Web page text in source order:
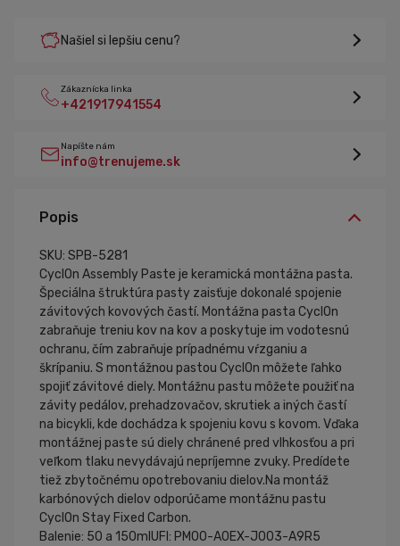
Našiel si lepšiu cenu?
Zákaznícka linka
+421917941554
Napíšte nám
info@trenujeme.sk
Popis
SKU: SPB-5281
CyclOn Assembly Paste je keramická montážna pasta.
Špeciálna štruktúra pasty zaisťuje dokonalé spojenie
závitových kovových častí. Montážna pasta CyclOn
zabraňuje treniu kov na kov a poskytuje im vodotesnú
ochranu, čím zabraňuje prípadnému vŕzganiu a
škrípaniu. S montážnou pastou CyclOn môžete ľahko
spojiť závitové diely. Montážnu pastu môžete použiť na
závity pedálov, prehadzovačov, skrutiek a iných častí
na bicykli, kde dochádza k spojeniu kovu s kovom. Vďaka
montážnej paste sú diely chránené pred vlhkosťou a pri
veľkom tlaku nevydávajú nepríjemne zvuky. Predídete
tiež zbytočnému opotrebovaniu dielov.Na montáž
karbónových dielov odporúčame montážnu pastu
CyclOn Stay Fixed Carbon.
Balenie: 50 a 150mlUFI: PM00-A0EX-J003-A9R5